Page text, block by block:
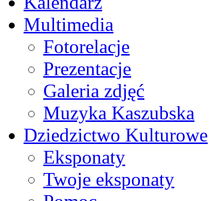
Multimedia
Fotorelacje
Prezentacje
Galeria zdjęć
Muzyka Kaszubska
Dziedzictwo Kulturowe
Eksponaty
Twoje eksponaty